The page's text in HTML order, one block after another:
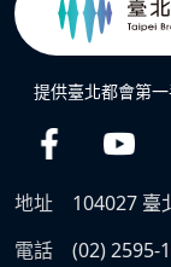
提供臺北都會第
地址
104027 臺
電話
(02) 2595-